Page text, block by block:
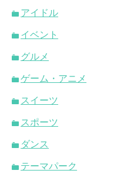
アイドル
イベント
グルメ
ゲーム・アニメ
スイーツ
スポーツ
ダンス
テーマパーク